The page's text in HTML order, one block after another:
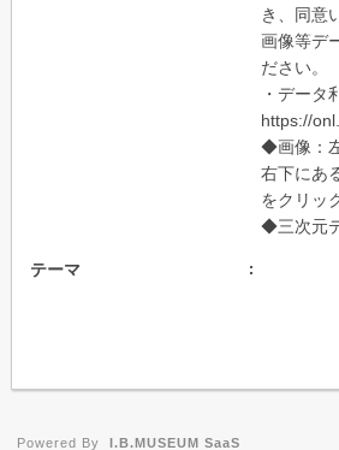
き、同意
画像等デ
ださい。
・データ
https://
◆画像：
右下にあ
をクリッ
◆三次元
テーマ
Powered By
I.B.MUSEUM SaaS